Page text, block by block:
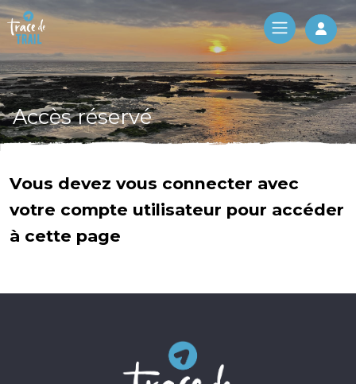
Log
Accès réservé
Vous devez vous connecter avec
votre compte utilisateur pour accéder
à cette page